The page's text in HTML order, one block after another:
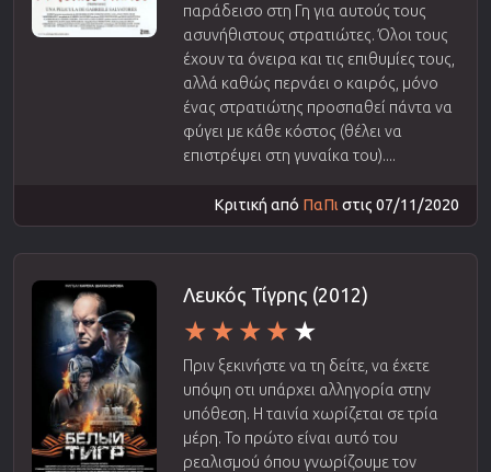
παράδεισο στη Γη για αυτούς τους
ασυνήθιστους στρατιώτες. Όλοι τους
έχουν τα όνειρα και τις επιθυμίες τους,
αλλά καθώς περνάει ο καιρός, μόνο
ένας στρατιώτης προσπαθεί πάντα να
φύγει με κάθε κόστος (θέλει να
επιστρέψει στη γυναίκα του)....
Κριτική από ΠαΠι στις 07/11/2020
Λευκός Τίγρης (2012)
Πριν ξεκινήστε να τη δείτε, να έχετε
υπόψη οτι υπάρχει αλληγορία στην
υπόθεση. Η ταινία χωρίζεται σε τρία
μέρη. Το πρώτο είναι αυτό του
ρεαλισμού όπου γνωρίζουμε τον